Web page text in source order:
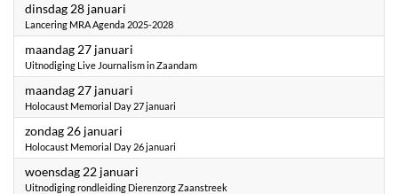
dinsdag 28 januari
Lancering MRA Agenda 2025-2028
maandag 27 januari
Uitnodiging Live Journalism in Zaandam
maandag 27 januari
Holocaust Memorial Day 27 januari
zondag 26 januari
Holocaust Memorial Day 26 januari
woensdag 22 januari
Uitnodiging rondleiding Dierenzorg Zaanstreek